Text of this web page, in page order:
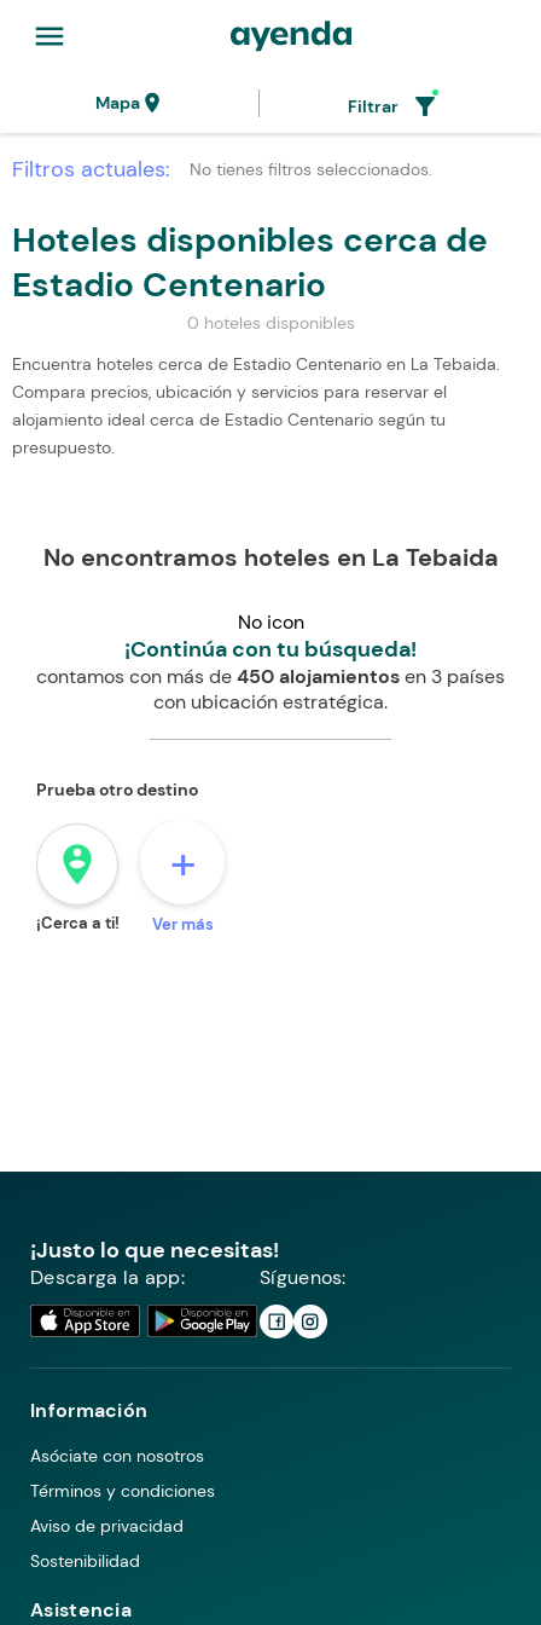
menu
Mapalocation_on Filtrar filter_alt
Filtros actuales: No tienes filtros seleccionados.
Hoteles disponibles cerca de
Estadio Centenario
0 hoteles disponibles
Encuentra hoteles cerca de Estadio Centenario en La Tebaida.
Compara precios, ubicación y servicios para reservar el
alojamiento ideal cerca de Estadio Centenario según tu
presupuesto.
No encontramos hoteles en La Tebaida
No icon
¡Continúa con tu búsqueda!
contamos con más de450 alojamientosen 3 países
con ubicación estratégica.
Prueba otro destino
person_pin_circle
¡Cerca a ti!
+
Ver más
¡Justo lo que necesitas!
Descarga la app: Síguenos:
Información
Asóciate con nosotros
Términos y condiciones
Aviso de privacidad
Sostenibilidad
Asistencia